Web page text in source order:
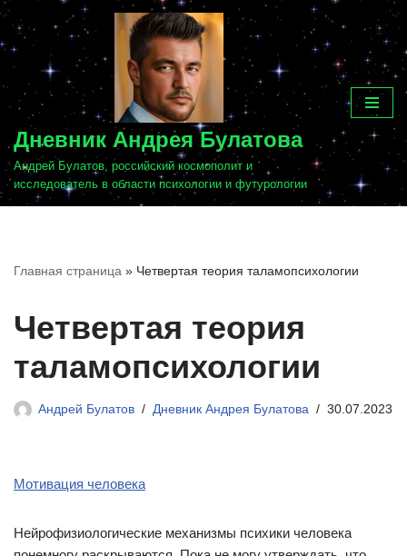
Перейти
к
содержимому
Дневник Андрея Булатова
Андрей Булатов, российский космополит и
исследователь в области психологии и футурологии
Главная страница » Четвертая теория таламопсихологии
Четвертая теория
таламопсихологии
Андрей Булатов Дневник Андрея Булатова 30.07.2023
Мотивация человека
Нейрофизиологические механизмы психики человека